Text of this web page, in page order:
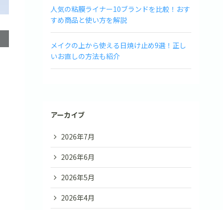
人気の粘膜ライナー10ブランドを比較！おす
すめ商品と使い方を解説
メイクの上から使える日焼け止め9選！正し
いお直しの方法も紹介
アーカイブ
2026年7月
2026年6月
2026年5月
2026年4月